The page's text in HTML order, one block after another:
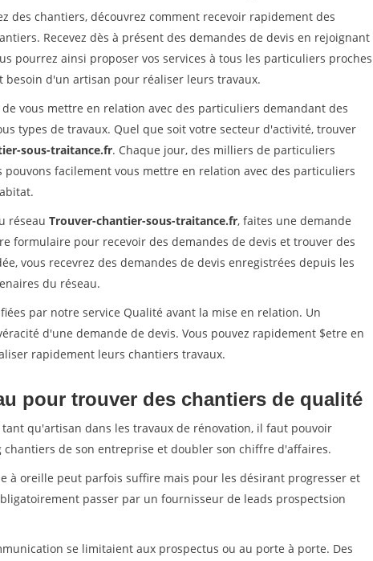
des chantiers, découvrez comment recevoir rapidement des
Recevez dès à présent des demandes de devis en rejoignant
pourrez ainsi proposer vos services à tous les particuliers proches
d'un artisan pour réaliser leurs travaux.
vous mettre en relation avec des particuliers demandant des
types de travaux. Quel que soit votre secteur d'activité, trouver
sous-traitance.fr. Chaque jour, des milliers de particuliers
facilement vous mettre en relation avec des particuliers
réseau Trouver-chantier-sous-traitance.fr, faites une demande
formulaire pour recevoir des demandes de devis et trouver des
vous recevrez des demandes de devis enregistrées depuis les
du réseau.
par notre service Qualité avant la mise en relation. Un
d'une demande de devis. Vous pouvez rapidement $etre en
rapidement leurs chantiers travaux.
pour trouver des chantiers de qualité
qu'artisan dans les travaux de rénovation, il faut pouvoir
de son entreprise et doubler son chiffre d'affaires.
à oreille peut parfois suffire mais pour les désirant progresser et
passer par un fournisseur de leads prospectsion
se limitaient aux prospectus ou au porte à porte. Des